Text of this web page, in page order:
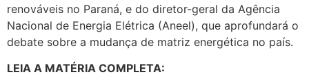
renováveis no Paraná, e do diretor-geral da Agência
Nacional de Energia Elétrica (Aneel), que aprofundará o
debate sobre a mudança de matriz energética no país.
LEIA A MATÉRIA COMPLETA: